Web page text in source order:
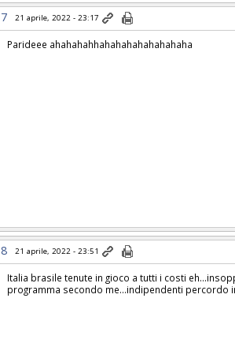
7 21 aprile, 2022 - 23:17
Parideee ahahahahhahahahahahahahaha
8 21 aprile, 2022 - 23:51
Italia brasile tenute in gioco a tutti i costi
programma secondo me...indipendenti percordo